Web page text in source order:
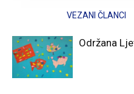
VEZANI ČLANCI
Održana